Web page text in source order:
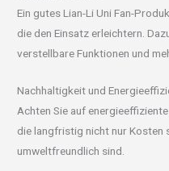
Ein gutes Lian-Li Uni Fan-
die den Einsatz erleichtern.
verstellbare Funktionen und
Nachhaltigkeit und
Achten Sie auf
die langfristig nicht nur Kosten
umweltfreundlich sind.